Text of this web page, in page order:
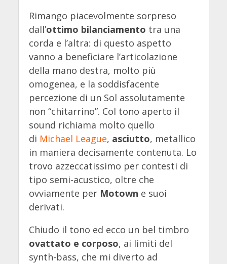
Rimango piacevolmente sorpreso
dall’ottimo bilanciamento tra una
corda e l’altra: di questo aspetto
vanno a beneficiare l’articolazione
della mano destra, molto più
omogenea, e la soddisfacente
percezione di un Sol assolutamente
non “chitarrino”. Col tono aperto il
sound richiama molto quello
di Michael League, asciutto, metallico
in maniera decisamente contenuta. Lo
trovo azzeccatissimo per contesti di
tipo semi-acustico, oltre che
ovviamente per Motown e suoi
derivati.
Chiudo il tono ed ecco un bel timbro
ovattato e corposo, ai limiti del
synth-bass, che mi diverto ad